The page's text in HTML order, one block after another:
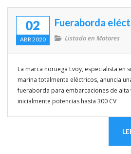
02
ABR 2020
Fueraborda
Listado enMotores
La marca noruega Evoy, especialista en
marina totalmente eléctricos, anuncia
fueraborda para embarcaciones de
inicialmente potencias hasta 300 CV